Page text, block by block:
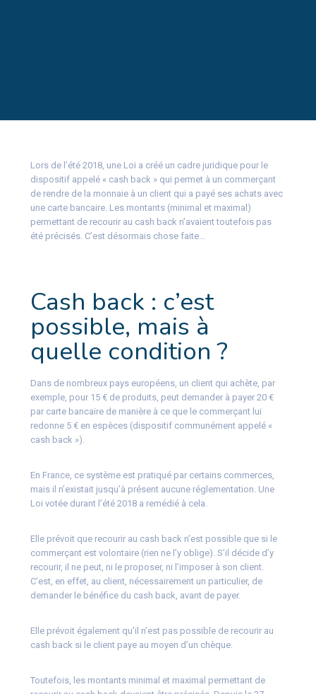
Lors de l’été 2018, une Loi a créé un cadre juridique pour le
dispositif appelé « cash back » qui permet à un commerçant
de rendre de la monnaie à un client qui a payé ses achats avec
une carte bancaire. Les montants (minimal et maximal)
permettant de recourir au cash back n’avaient toutefois pas
été précisés. C’est désormais chose faite…
Cash back : c’est
possible, mais à
quelle condition ?
Dans de nombreux pays européens, un client qui achète, par
exemple, pour 15 € de produits, peut demander à payer 20 €
par carte bancaire de manière à ce que le commerçant lui
redonne 5 € en espèces (dispositif communément appelé «
cash back »).
En France, ce système est pratiqué par certains commerces,
mais il n’existait jusqu’à présent aucune réglementation. Une
Loi votée durant l’été 2018 a remédié à cela.
Elle prévoit que recourir au cash back n’est possible que si le
commerçant est volontaire (rien ne l’y oblige). S’il décide d’y
recourir, il ne peut, ni le proposer, ni l’imposer à son client.
C’est, en effet, au client, nécessairement un particulier, de
demander le bénéfice du cash back, avant de payer.
Elle prévoit également qu’il n’est pas possible de recourir au
cash back si le client paye au moyen d’un chèque.
Toutefois, les montants minimal et maximal permettant de